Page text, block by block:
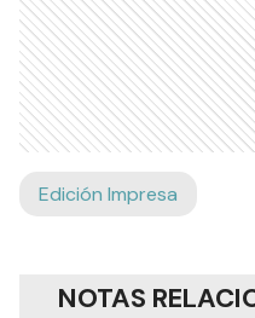
Edición Impresa
NOTAS